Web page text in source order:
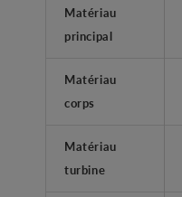
Matériau
principal
Matériau
corps
Matériau
turbine